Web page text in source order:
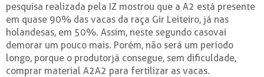
pesquisa realizada pela IZ mostrou que a A2 está presente
em quase 90% das vacas da raça Gir Leiteiro, já nas
holandesas, em 50%. Assim, neste segundo casovai
demorar um pouco mais. Porém, não será um período
longo, porque o produtorjá consegue, sem dificuldade,
comprar material A2A2 para fertilizar as vacas.